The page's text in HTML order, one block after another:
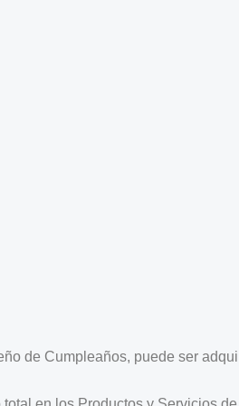
de Cumpleaños, puede ser